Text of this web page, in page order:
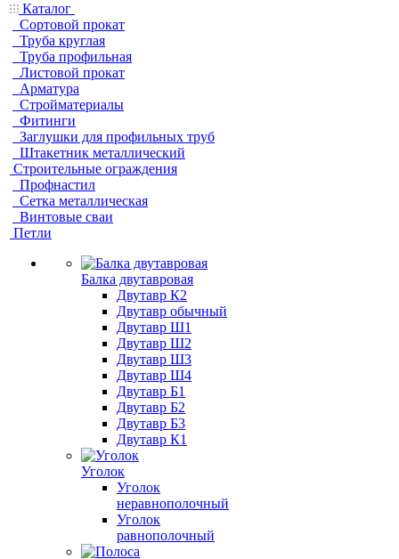
Каталог
Сортовой прокат
Труба круглая
Труба профильная
Листовой прокат
Арматура
Стройматериалы
Фитинги
Заглушки для профильных труб
Штакетник металлический
Строительные ограждения
Профнастил
Сетка металлическая
Винтовые сваи
Петли
Балка двутавровая
Двутавр К2
Двутавр обычный
Двутавр Ш1
Двутавр Ш2
Двутавр Ш3
Двутавр Ш4
Двутавр Б1
Двутавр Б2
Двутавр Б3
Двутавр К1
Уголок
Уголок
неравнополочный
Уголок
равнополочный